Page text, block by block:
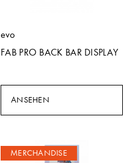
evo
FAB PRO BACK BAR DISPLAY
ANSEHEN
MERCHANDISE